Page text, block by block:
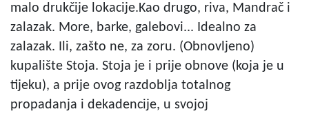
malo drukčije lokacije.Kao drugo, riva, Mandrač i
zalazak. More, barke, galebovi... Idealno za
zalazak. Ili, zašto ne, za zoru. (Obnovljeno)
kupalište Stoja. Stoja je i prije obnove (koja je u
tijeku), a prije ovog razdoblja totalnog
propadanja i dekadencije, u svojoj